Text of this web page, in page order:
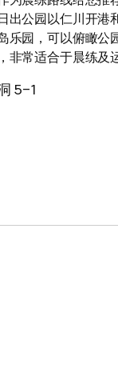
出公园以仁川开
乐园，可以俯瞰
常适合于晨练及
5-1